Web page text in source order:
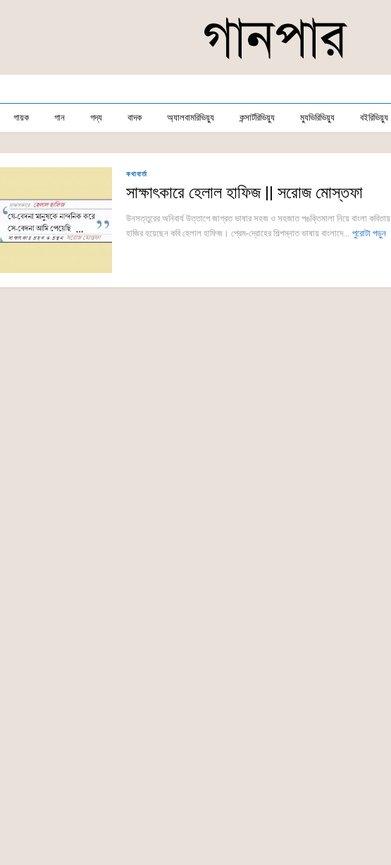
গায়ক গান গদ্য বাদক অ্যালবামরিভিয়্যু কন্সার্টরিভিয়্যু ম্যুভিরিভিয়্যু বইরিভিয়্যু
কথাবার্তা
সাক্ষাৎকারে হেলাল হাফিজ || সরোজ মোস্তফা
উনসত্তুরের অনিবার্য উত্তাপে জাগ্রত ভাষার সহজ ও সহজাত পঙক্তিমালা নিয়ে বাংলা কবিতায়
হাজির হয়েছেন কবি হেলাল হাফিজ। প্রেম-দ্রোহের শিল্পস্নাত ভাষায় বাংলাদে... পুরোটা পড়ুন